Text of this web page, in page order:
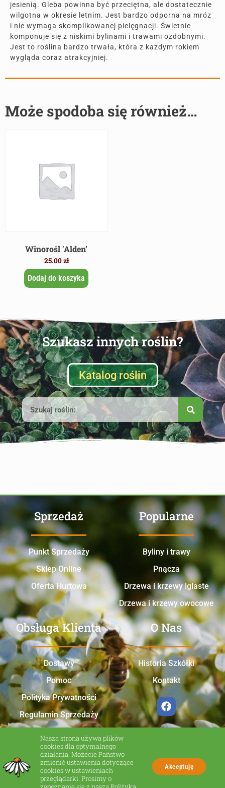
jesienią. Gleba powinna być przeciętna, ale dostatecznie
wilgotna w okresie letnim. Jest bardzo odporna na mróz
i nie wymaga skomplikowanej pielęgnacji. Świetnie
komponuje się z niskimi bylinami i trawami ozdobnymi.
Jest to roślina bardzo trwała, która z każdym rokiem
wygląda coraz atrakcyjniej.
Może spodoba się również…
Winorośl 'Alden’
25.00zł
Dodaj do koszyka
Szukasz innych roślin?
Katalog roślin
Sprzedaż
Punkt Sprzedaży
Sklep Online
Oferta Hurtowa
Popularne
Byliny i trawy
Pnącza
Drzewa i krzewy iglaste
Drzewa i krzewy owocowe
Obsługa Klienta
Dostawy
Pomoc
Polityka Prywatności
Regulamin Sprzedaży
O Nas
Historia Szkółki
Kontakt
Nasza strona używa plików
cookies dla optymalnego
działania. Możecie Państwo
zmienić ustawienia dotyczące
cookies w ustawieniach
przeglądarki. Prosimy o
Akceptuję